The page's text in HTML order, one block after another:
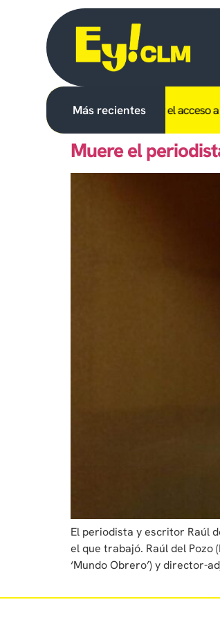
Más recientes
en C-LM el uso del fuego y el acceso a
Muere el
El periodista y escritor Raúl
el que trabajó. Raúl del Pozo
‘Mundo Obrero’) y director-